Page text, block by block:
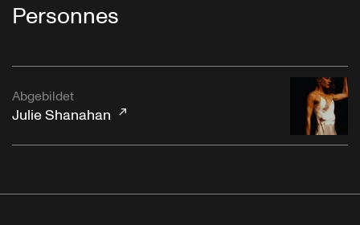
Personnes
Abgebildet
Julie Shanahan